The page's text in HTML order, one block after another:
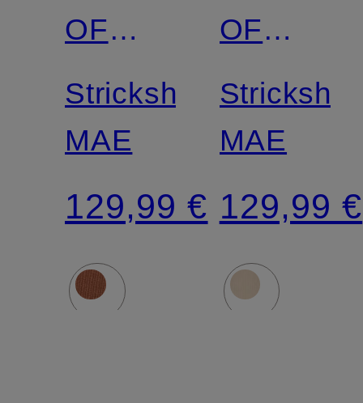
OF
SWEDEN
Strickshirt
MAE
129,99 €
OF
SWEDEN
Strickshirt
MAE
129,99 €